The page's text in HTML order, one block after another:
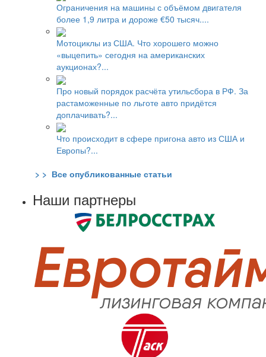
Ограничения на машины с объёмом двигателя
более 1,9 литра и дороже €50 тысяч....
Мотоциклы из США. Что хорошего можно
«выцепить» сегодня на американских
аукционах?...
Про новый порядок расчёта утильсбора в РФ. За
растаможенные по льготе авто придётся
доплачивать?...
Что происходит в сфере пригона авто из США и
Европы?...
> > Все опубликованные статьи
Наши партнеры